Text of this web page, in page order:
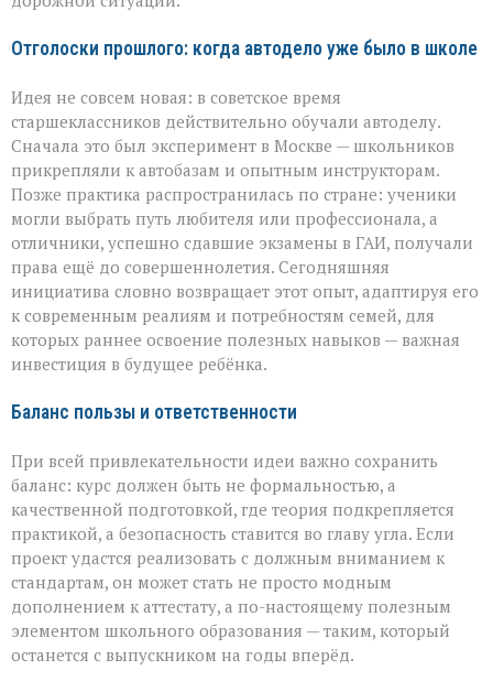
Отголоски прошлого: когда автодело уже было в школе
Идея не совсем новая: в советское время
старшеклассников действительно обучали автоделу.
Сначала это был эксперимент в Москве — школьников
прикрепляли к автобазам и опытным инструкторам.
Позже практика распространилась по стране: ученики
могли выбрать путь любителя или профессионала, а
отличники, успешно сдавшие экзамены в ГАИ, получали
права ещё до совершеннолетия. Сегодняшняя
инициатива словно возвращает этот опыт, адаптируя его
к современным реалиям и потребностям семей, для
которых раннее освоение полезных навыков — важная
инвестиция в будущее ребёнка.
Баланс пользы и ответственности
При всей привлекательности идеи важно сохранить
баланс: курс должен быть не формальностью, а
качественной подготовкой, где теория подкрепляется
практикой, а безопасность ставится во главу угла. Если
проект удастся реализовать с должным вниманием к
стандартам, он может стать не просто модным
дополнением к аттестату, а по-настоящему полезным
элементом школьного образования — таким, который
останется с выпускником на годы вперёд.